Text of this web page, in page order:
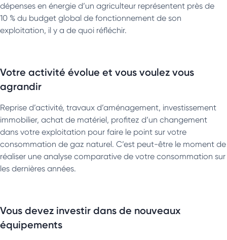
dépenses en énergie d’un agriculteur représentent près de
10 % du budget global de fonctionnement de son
exploitation, il y a de quoi réfléchir.
Votre activité évolue et vous voulez vous
agrandir
Reprise d’activité, travaux d’aménagement, investissement
immobilier, achat de matériel, profitez d’un changement
dans votre exploitation pour faire le point sur votre
consommation de gaz naturel. C’est peut-être le moment de
réaliser une analyse comparative de votre consommation sur
les dernières années.
Vous devez investir dans de nouveaux
équipements